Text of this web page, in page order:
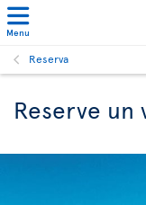
Menu
Reserva
Reserve un